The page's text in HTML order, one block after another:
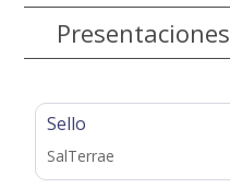
Presentaciones
Sello
SalTerrae